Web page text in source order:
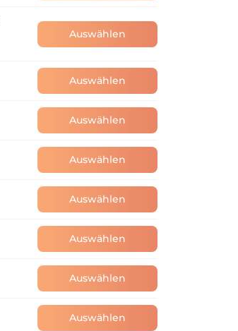
Auswählen
Auswählen
Auswählen
Auswählen
Auswählen
Auswählen
Auswählen
Auswählen